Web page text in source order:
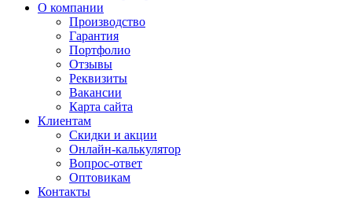
О компании
Производство
Гарантия
Портфолио
Отзывы
Реквизиты
Вакансии
Карта сайта
Клиентам
Скидки и акции
Онлайн-калькулятор
Вопрос-ответ
Оптовикам
Контакты